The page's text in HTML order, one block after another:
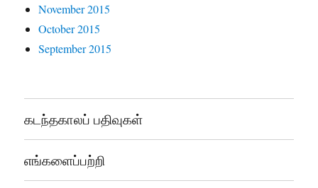
November 2015
October 2015
September 2015
கடந்தகாலப் பதிவுகள்
எங்களைப்பற்றி